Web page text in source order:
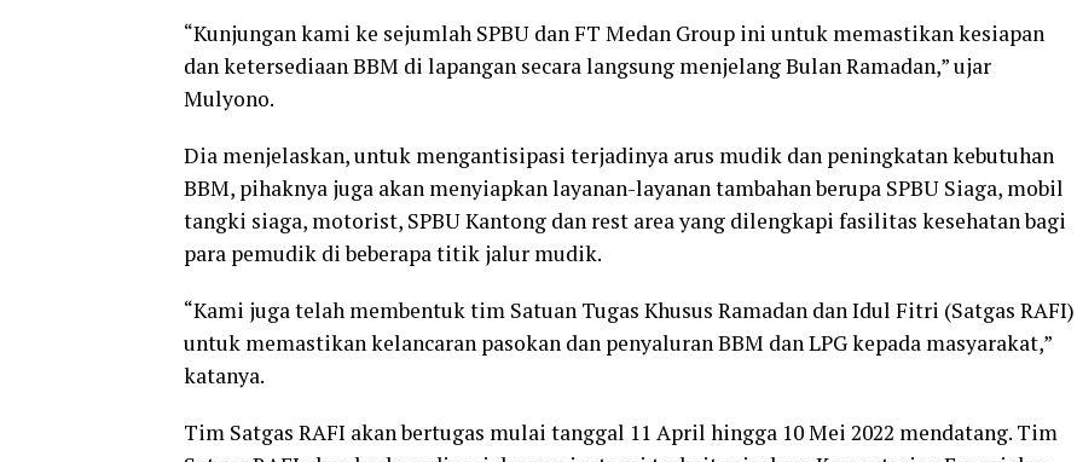
“Kunjungan kami ke sejumlah SPBU dan FT Medan Group ini untuk memastikan kesiapan
dan ketersediaan BBM di lapangan secara langsung menjelang Bulan Ramadan,” ujar
Mulyono.
Dia menjelaskan, untuk mengantisipasi terjadinya arus mudik dan peningkatan kebutuhan
BBM, pihaknya juga akan menyiapkan layanan-layanan tambahan berupa SPBU Siaga, mobil
tangki siaga, motorist, SPBU Kantong dan rest area yang dilengkapi fasilitas kesehatan bagi
para pemudik di beberapa titik jalur mudik.
“Kami juga telah membentuk tim Satuan Tugas Khusus Ramadan dan Idul Fitri (Satgas RAFI)
untuk memastikan kelancaran pasokan dan penyaluran BBM dan LPG kepada masyarakat,”
katanya.
Tim Satgas RAFI akan bertugas mulai tanggal 11 April hingga 10 Mei 2022 mendatang. Tim